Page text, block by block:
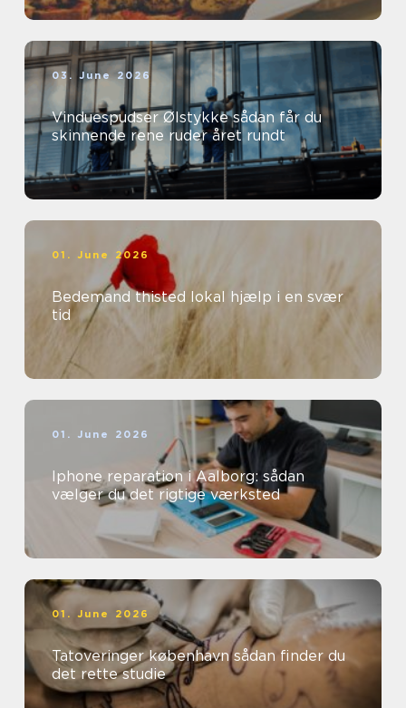
03. June 2026
Vinduespudser Ølstykke sådan får du
skinnende rene ruder året rundt
01. June 2026
Bedemand thisted lokal hjælp i en svær
tid
01. June 2026
Iphone reparation i Aalborg: sådan
vælger du det rigtige værksted
01. June 2026
Tatoveringer københavn sådan finder du
det rette studie